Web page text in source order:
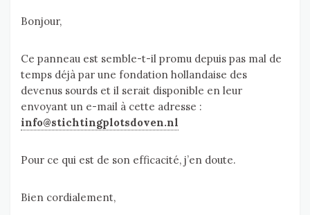
Bonjour,
Ce panneau est semble-t-il promu depuis pas mal de
temps déjà par une fondation hollandaise des
devenus sourds et il serait disponible en leur
envoyant un e-mail à cette adresse :
info@stichtingplotsdoven.nl
Pour ce qui est de son efficacité, j’en doute.
Bien cordialement,